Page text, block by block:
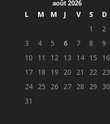
août 2026
L M M J V S
D
1
2
3
4 5 6 7 8
9
10
11 12 13 14 15
16
17 18 19 20 21 22 23
24 25 26 27 28 29
30
31